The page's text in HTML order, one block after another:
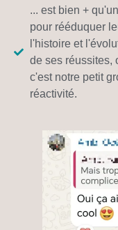
... est bien +
pour rééduquer
l'histoire et
de ses réussites,
c'est notre petit
réactivité.